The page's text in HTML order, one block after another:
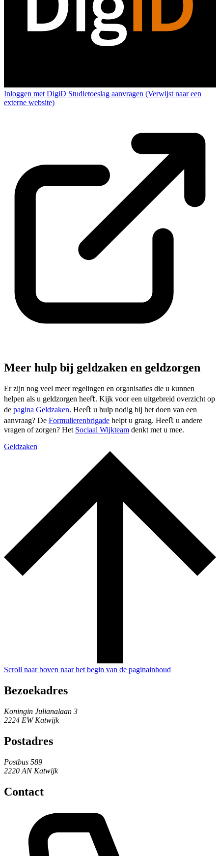
Inloggen met DigiD Studietoeslag aanvragen (Verwijst naar een
externe website)
Meer hulp bij geldzaken en geldzorgen
Er zijn nog veel meer regelingen en organisaties die u kunnen
helpen als u geldzorgen heeﬅ. Kijk voor een uitgebreid overzicht op
de pagina Geldzaken. Heeﬅ u hulp nodig bij het doen van een
aanvraag? De Formulierenbrigade helpt u graag. Heeﬅ u andere
vragen of zorgen? Het Sociaal Wijkteam denkt met u mee.
Geldzaken
Scroll naar boven naar het begin van de paginainhoud
Bezoekadres
Koningin Julianalaan 3
2224 EW Katwijk
Postadres
Postbus 589
2220 AN Katwijk
Contact